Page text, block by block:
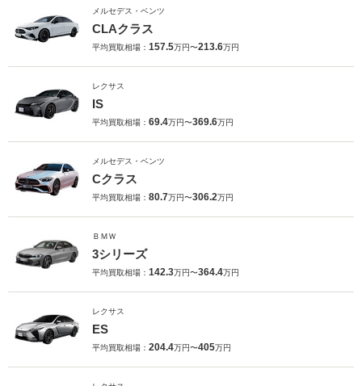
メルセデス・ベンツ
CLAクラス
平均買取相場： 157.5万円〜213.6万円
レクサス
IS
平均買取相場： 69.4万円〜369.6万円
メルセデス・ベンツ
Cクラス
平均買取相場： 80.7万円〜306.2万円
ＢＭＷ
3シリーズ
平均買取相場： 142.3万円〜364.4万円
レクサス
ES
平均買取相場： 204.4万円〜405万円